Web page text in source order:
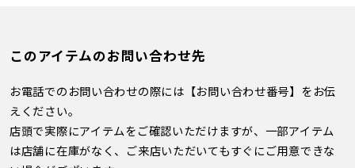
このアイテムのお問い合わせ先
お電話でのお問い合わせの際には【お問い合わせ番号】をお伝
えください。
店頭で実際にアイテムをご確認いただけますが、一部アイテム
は店舗に在庫がなく、ご来店いただいてもすぐにご用意できな